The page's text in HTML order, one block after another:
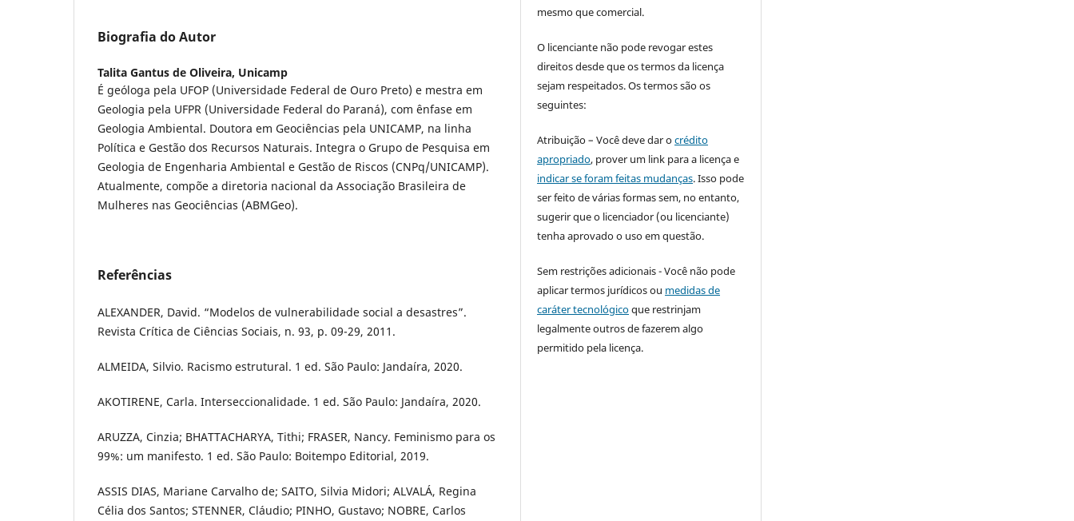
Biografia do Autor
Talita Gantus de Oliveira, Unicamp
É geóloga pela UFOP (Universidade Federal de Ouro Preto) e mestra em
Geologia pela UFPR (Universidade Federal do Paraná), com ênfase em
Geologia Ambiental. Doutora em Geociências pela UNICAMP, na linha
Política e Gestão dos Recursos Naturais. Integra o Grupo de Pesquisa em
Geologia de Engenharia Ambiental e Gestão de Riscos (CNPq/UNICAMP).
Atualmente, compõe a diretoria nacional da Associação Brasileira de
Mulheres nas Geociências (ABMGeo).
Referências
ALEXANDER, David. “Modelos de vulnerabilidade social a desastres”.
Revista Crítica de Ciências Sociais, n. 93, p. 09-29, 2011.
ALMEIDA, Silvio. Racismo estrutural. 1 ed. São Paulo: Jandaíra, 2020.
AKOTIRENE, Carla. Interseccionalidade. 1 ed. São Paulo: Jandaíra, 2020.
ARUZZA, Cinzia; BHATTACHARYA, Tithi; FRASER, Nancy. Feminismo para os
99%: um manifesto. 1 ed. São Paulo: Boitempo Editorial, 2019.
ASSIS DIAS, Mariane Carvalho de; SAITO, Silvia Midori; ALVALÁ, Regina
Célia dos Santos; STENNER, Cláudio; PINHO, Gustavo; NOBRE, Carlos
mesmo que comercial.
O licenciante não pode revogar estes
direitos desde que os termos da licença
sejam respeitados. Os termos são os
seguintes:
Atribuição – Você deve dar ocrédito
apropriado, prover um link para a licença e
indicar se foram feitas mudanças. Isso pode
ser feito de várias formas sem, no entanto,
sugerir que o licenciador (ou licenciante)
tenha aprovado o uso em questão.
Sem restrições adicionais - Você não pode
aplicar termos jurídicos ou medidas de
caráter tecnológicoque restrinjam
legalmente outros de fazerem algo
permitido pela licença.